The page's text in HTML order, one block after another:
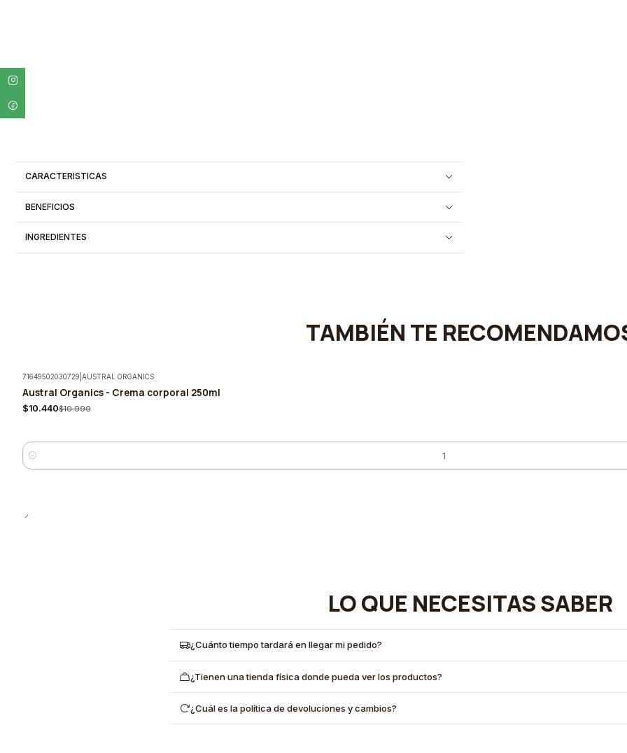
CARACTERISTICAS
BENEFICIOS
INGREDIENTES
TAMBIÉN TE
-5%
71649502030729 AUSTRAL ORGANICS
Austral Organics - Crema corporal 250ml
$10.440$10.990
Cantidad
LO QUE NECESITAS SABER
¿Cuánto tiempo tardará en llegar mi pedido?
¿Tienen una tienda física donde pueda ver los productos?
¿Cuál es la política de devoluciones y cambios?